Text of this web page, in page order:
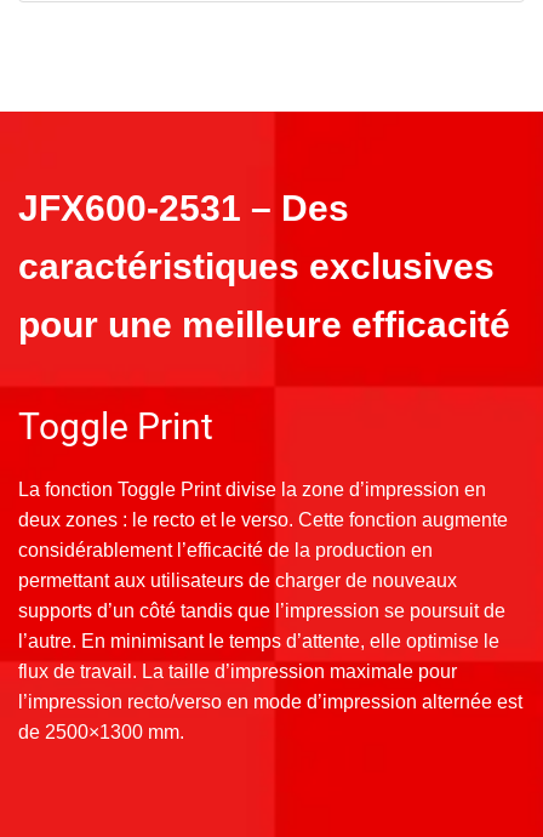
visualiser l’état de l’imprimante, l’ensemble de
JFX600-2531 – Des
caractéristiques exclusives
pour une meilleure efficacité
Toggle Print
La fonction Toggle Print divise la zone d’impression en
deux zones : le recto et le verso. Cette fonction augmente
considérablement l’efficacité de la production en
permettant aux utilisateurs de charger de nouveaux
supports d’un côté tandis que l’impression se poursuit de
l’autre. En minimisant le temps d’attente, elle optimise le
flux de travail. La taille d’impression maximale pour
l’impression recto/verso en mode d’impression alternée est
de 2500×1300 mm.